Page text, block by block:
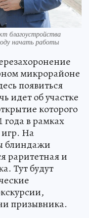
благоустройства
начать работы
микрорайоне
появиться
идет об участке
которого
года в рамках
На
блиндажи
раритетная и
Тут будут
призывника.